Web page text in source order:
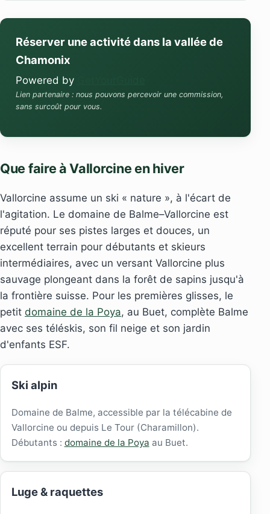
Réserver une activité dans la vallée de
Chamonix
Powered by
Lien partenaire : nous pouvons percevoir une commission,
sans surcoût pour vous.
Que faire à Vallorcine en hiver
Vallorcine assume un ski « nature », à l'écart de
l'agitation. Le domaine de Balme–Vallorcine est
réputé pour ses pistes larges et douces, un
excellent terrain pour débutants et skieurs
intermédiaires, avec un versant Vallorcine plus
sauvage plongeant dans la forêt de sapins jusqu'à
la frontière suisse. Pour les premières glisses, le
petit domaine de la Poya, au Buet, complète Balme
avec ses téléskis, son fil neige et son jardin
d'enfants ESF.
Ski alpin
Domaine de Balme, accessible par la télécabine de
Vallorcine ou depuis Le Tour (Charamillon).
Débutants : domaine de la Poya au Buet.
Luge & raquettes